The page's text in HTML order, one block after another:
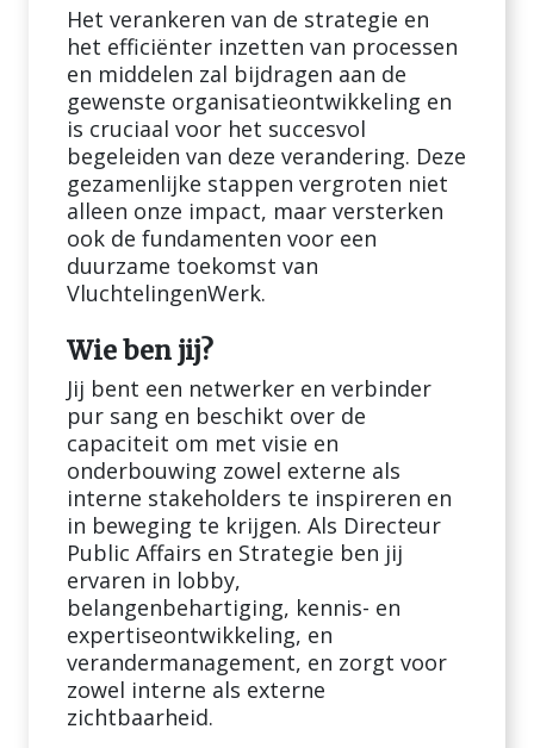
Het verankeren van de strategie en
het efficiënter inzetten van processen
en middelen zal bijdragen aan de
gewenste organisatieontwikkeling en
is cruciaal voor het succesvol
begeleiden van deze verandering. Deze
gezamenlijke stappen vergroten niet
alleen onze impact, maar versterken
ook de fundamenten voor een
duurzame toekomst van
VluchtelingenWerk.
Wie ben jij?
Jij bent een netwerker en verbinder
pur sang en beschikt over de
capaciteit om met visie en
onderbouwing zowel externe als
interne stakeholders te inspireren en
in beweging te krijgen. Als Directeur
Public Affairs en Strategie ben jij
ervaren in lobby,
belangenbehartiging, kennis- en
expertiseontwikkeling, en
verandermanagement, en zorgt voor
zowel interne als externe
zichtbaarheid.